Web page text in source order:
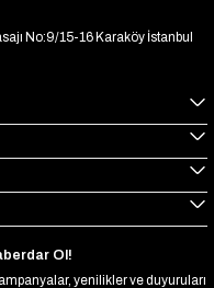
No:9/15-16 Karaköy İstanbul
Ol!
yenilikler ve duyuruları